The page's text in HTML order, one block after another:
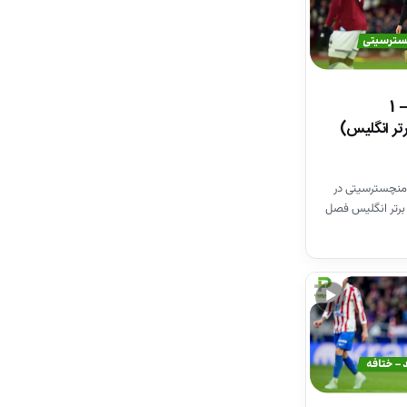
خلاصه بازی وستهم 1 – 1
انگلیس)
در
انگلیس فصل
▶